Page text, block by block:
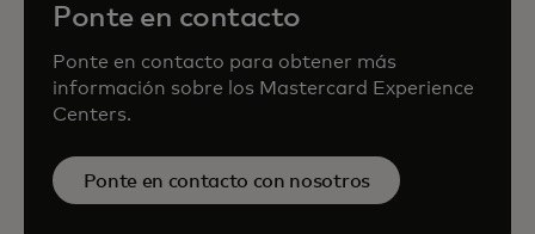
Ponte en contacto
Ponte en contacto para obtener más
información sobre los Mastercard Experience
Centers.
Ponte en contacto con nosotros